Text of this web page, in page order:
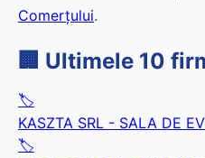
Comerțului.
🏢 Ultimele 10
🏷️
KASZTA SRL - SALA DE
🏷️